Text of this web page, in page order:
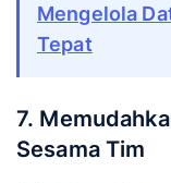
Mengelola
Tepat
7.
Sesama Tim